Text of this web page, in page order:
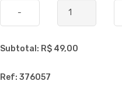
-
Subtotal: R$ 49,00
Ref: 376057